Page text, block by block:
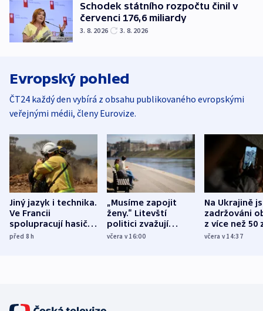
Schodek státního rozpočtu činil v
červenci 176,6 miliardy
3. 8. 2026 3. 8. 2026
Evropský pohled
ČT24 každý den vybírá z obsahu publikovaného evropskými
veřejnými médii, členy Eurovize.
Jiný jazyk i technika.
Ve Francii
spolupracují hasiči z
různých zemí
před 8h
„Musíme zapojit
ženy.“ Litevští
politici zvažují
dohodu o
včera v 16:00
Na Ukrajině
zadržováni
z více než 50
Bojovali na
včera v 14:37